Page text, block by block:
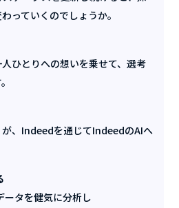
っていくのでしょうか。
とりへの想いを乗せて、選考
、Indeedを通じてIndeedのAIへ
タを健気に分析し